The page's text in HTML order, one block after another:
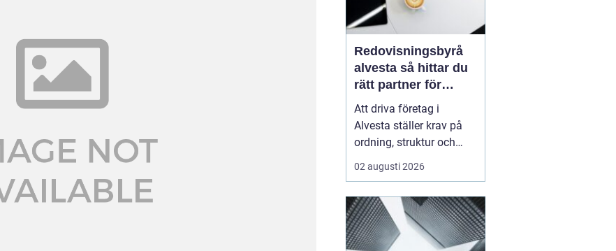
Redovisningsbyrå
alvesta så hittar du
rätt partner för
företagets ekonomi
Att driva företag i
Alvesta ställer krav på
ordning, struktur och
trygghet i ekonomin.
Många företagare vill
försäljning och
verksamhet inte på
bokföring,
02 augusti 2026